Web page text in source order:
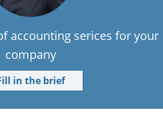
accounting serices for your
company
in the brief